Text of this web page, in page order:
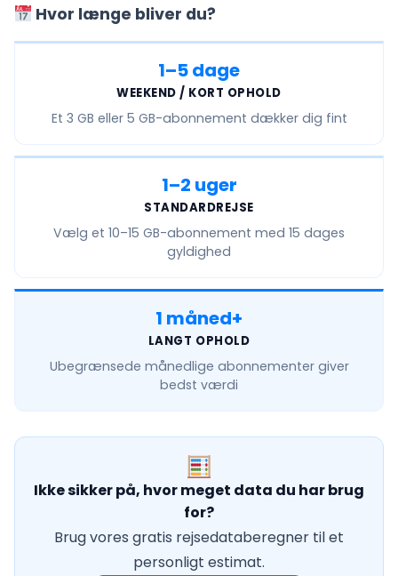
Hvor længe bliver du?
1–5 dage
WEEKEND / KORT OPHOLD
Et 3 GB eller 5 GB-abonnement dækker dig fint
1–2 uger
STANDARDREJSE
Vælg et 10–15 GB-abonnement med 15 dages
gyldighed
1 måned+
LANGT OPHOLD
Ubegrænsede månedlige abonnementer giver
bedst værdi
Ikke sikker på, hvor meget data du har brug
for?
Brug vores gratis rejsedataberegner til et
personligt estimat.